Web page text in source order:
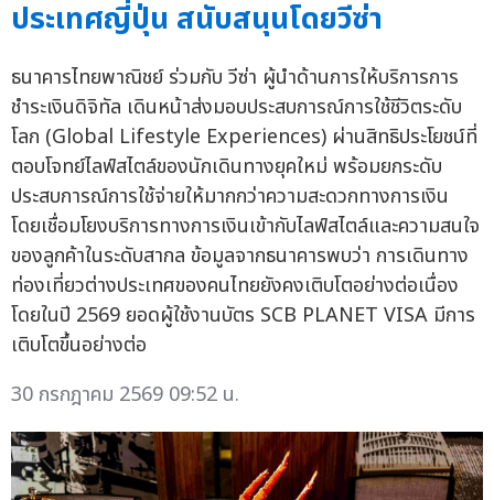
ประเทศญี่ปุ่น สนับสนุนโดยวีซ่า
ธนาคารไทยพาณิชย์ ร่วมกับ วีซ่า ผู้นำด้านการให้บริการการ
ชำระเงินดิจิทัล เดินหน้าส่งมอบประสบการณ์การใช้ชีวิตระดับ
โลก (Global Lifestyle Experiences) ผ่านสิทธิประโยชน์ที่
ตอบโจทย์ไลฟ์สไตล์ของนักเดินทางยุคใหม่ พร้อมยกระดับ
ประสบการณ์การใช้จ่ายให้มากกว่าความสะดวกทางการเงิน
โดยเชื่อมโยงบริการทางการเงินเข้ากับไลฟ์สไตล์และความสนใจ
ของลูกค้าในระดับสากล ข้อมูลจากธนาคารพบว่า การเดินทาง
ท่องเที่ยวต่างประเทศของคนไทยยังคงเติบโตอย่างต่อเนื่อง
โดยในปี 2569 ยอดผู้ใช้งานบัตร SCB PLANET VISA มีการ
เติบโตขึ้นอย่างต่อ
30 กรกฎาคม 2569 09:52 น.